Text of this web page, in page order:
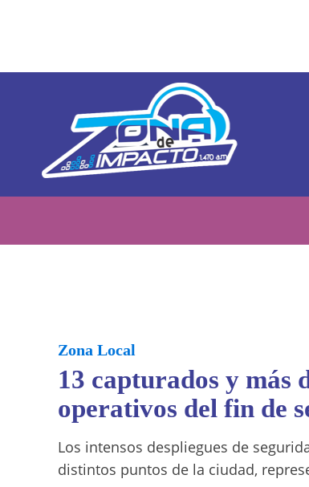
Zona Local
13 capturados y más
operativos del fin de
Los intensos despliegues de
distintos puntos de la ciudad,